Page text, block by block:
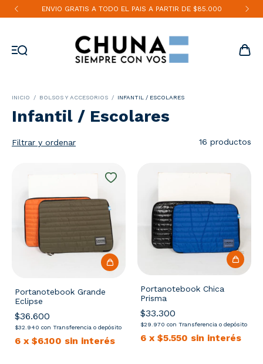
ENVIO GRATIS A TODO EL PAIS A PARTIR DE $85.000
INICIO / BOLSOS Y ACCESORIOS / INFANTIL / ESCOLARES
Infantil / Escolares
Filtrar y ordenar 16 productos
Portanotebook Grande
Eclipse
$36.600
$32.940 con Transferencia o depósito
6 x $6.100 sin interés
Portanotebook Chica
Prisma
$33.300
$29.970 con Transferencia o depósito
6 x $5.550 sin interés